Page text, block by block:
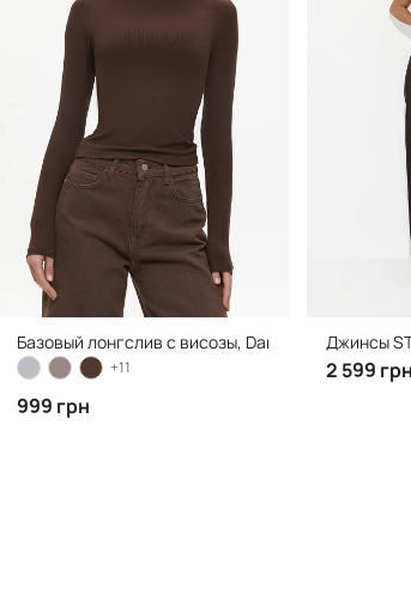
Базовый лонгслив с висозы, Dark Coffee
+11
999 грн
Джинсы
2 599 грн